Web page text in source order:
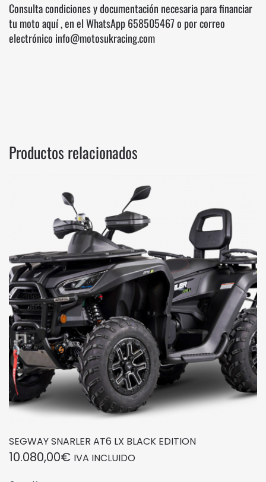
Consulta condiciones y documentación necesaria para financiar
tu motoaquí, en el WhatsApp658505467o por correo
electrónico info@motosukracing.com
Productos relacionados
SEGWAY SNARLER AT6 LX BLACK EDITION
10.080,00€ IVA INCLUIDO